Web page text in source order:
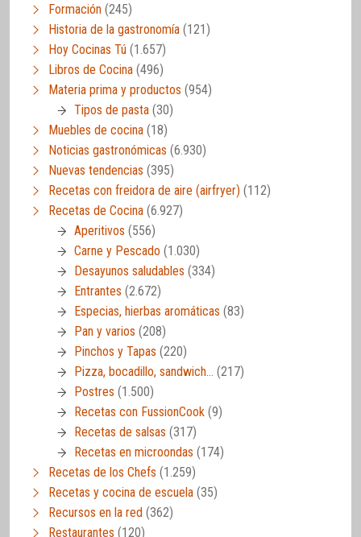
Formación (245)
Historia de la gastronomía (121)
Hoy Cocinas Tú (1.657)
Libros de Cocina (496)
Materia prima y productos (954)
Tipos de pasta (30)
Muebles de cocina (18)
Noticias gastronómicas (6.930)
Nuevas tendencias (395)
Recetas con freidora de aire (airfryer) (112)
Recetas de Cocina (6.927)
Aperitivos (556)
Carne y Pescado (1.030)
Desayunos saludables (334)
Entrantes (2.672)
Especias, hierbas aromáticas (83)
Pan y varios (208)
Pinchos y Tapas (220)
Pizza, bocadillo, sandwich… (217)
Postres (1.500)
Recetas con FussionCook (9)
Recetas de salsas (317)
Recetas en microondas (174)
Recetas de los Chefs (1.259)
Recetas y cocina de escuela (35)
Recursos en la red (362)
Restaurantes (120)